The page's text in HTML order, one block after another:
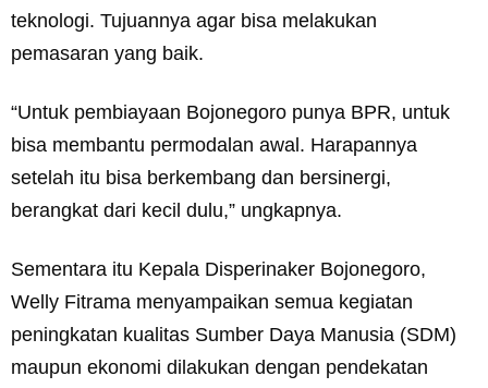
teknologi. Tujuannya agar bisa melakukan
pemasaran yang baik.
“Untuk pembiayaan Bojonegoro punya BPR, untuk
bisa membantu permodalan awal. Harapannya
setelah itu bisa berkembang dan bersinergi,
berangkat dari kecil dulu,” ungkapnya.
Sementara itu Kepala Disperinaker Bojonegoro,
Welly Fitrama menyampaikan semua kegiatan
peningkatan kualitas Sumber Daya Manusia (SDM)
maupun ekonomi dilakukan dengan pendekatan